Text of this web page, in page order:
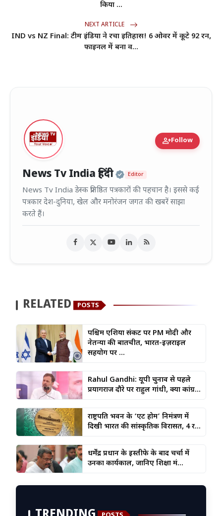
किया ...
NEXT ARTICLE
IND vs NZ Final: टीम इंडिया ने रचा इतिहास! 6 ओवर में कूटे 92 रन,
फाइनल में बना व...
person_addFollow
News Tv India हिंदी Official | Verified
Editor
News Tv India डेस्क प्रतिष्ठित पत्रकारों की पहचान है। इससे कई
पत्रकार देश-दुनिया, खेल और मनोरंजन जगत की खबरें साझा
करते हैं।
RELATED POSTS
पश्चिम एशिया संकट पर PM मोदी और
नेतन्याहू की बातचीत, भारत-इज़राइल
सहयोग पर ...
Rahul Gandhi: यूपी चुनाव से पहले
प्रयागराज दौरे पर राहुल गांधी, क्या कांग्र...
राष्ट्रपति भवन के ‘एट होम’ निमंत्रण में
दिखी भारत की सांस्कृतिक विरासत, 4 र...
धर्मेंद्र प्रधान के इस्तीफे के बाद चर्चा में
उनका कार्यकाल, जानिए शिक्षा मं...